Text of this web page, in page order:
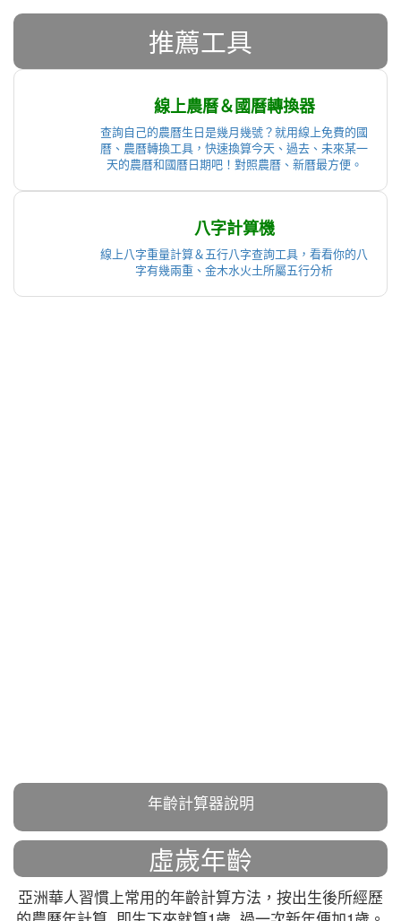
推薦工具
線上農曆＆國曆轉換器
查詢自己的農曆生日是幾月幾號？就用線上免費的國
曆、農曆轉換工具，快速換算今天、過去、未來某一
天的農曆和國曆日期吧！對照農曆、新曆最方便。
八字計算機
線上八字重量計算＆五行八字查詢工具，看看你的八
字有幾兩重、金木水火土所屬五行分析
年齡計算器說明
虛歲年齡
亞洲華人習慣上常用的年齡計算方法，按出生後所經歷